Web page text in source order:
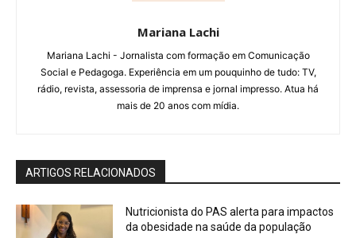
Mariana Lachi
Mariana Lachi - Jornalista com formação em Comunicação
Social e Pedagoga. Experiência em um pouquinho de tudo: TV,
rádio, revista, assessoria de imprensa e jornal impresso. Atua há
mais de 20 anos com mídia.
ARTIGOS RELACIONADOS
Nutricionista do PAS alerta para impactos
da obesidade na saúde da população